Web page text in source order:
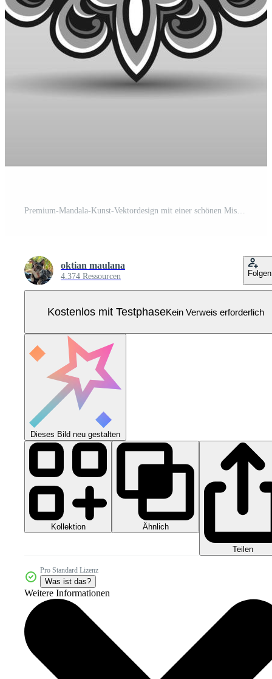
Premium-Mandala-Kunst-Vektordesign mit einer schönen Mischung aus freien Vektorfarben Pro Vektor
oktian maulana
4.374 Ressourcen Folgen
Kostenlos mit TestphaseKein Verweis erforderlich
Dieses Bild neu gestalten
Kollektion Ähnlich
Teilen
Pro Standard Lizenz
Was ist das?
Weitere Informationen